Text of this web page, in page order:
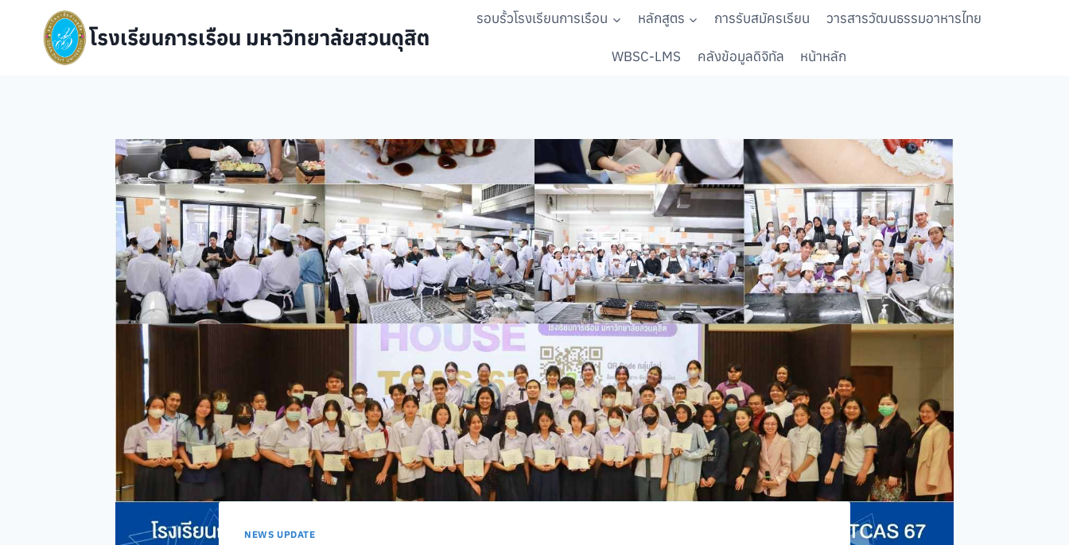
content
โรงเรียนการเรือน มหาวิทยาลัยสวนดุสิต
รอบรั้วโรงเรียนการเรือน หลักสูตร การรับสมัครเรียน วารสารวัฒนธรรมอาหารไทย
WBSC-LMS คลังข้อมูลดิจิทัล หน้าหลัก
NEWS UPDATE